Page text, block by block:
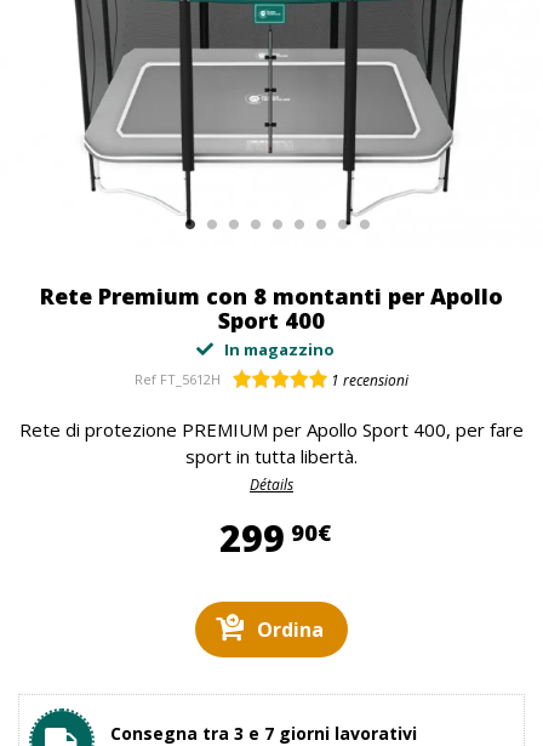
Rete Premium con 8 montanti per Apollo
Sport 400
In magazzino
Ref FT_5612H 1 recensioni
Rete di protezione PREMIUM per Apollo Sport 400, per fare
sport in tutta libertà.
Détails
299 90€299,90 €
Ordina
Consegna tra 3 e 7 giorni lavorativi